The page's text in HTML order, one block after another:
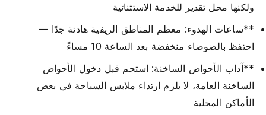
ولكنها محل تقدير للخدمة الاستثنائية
**ساعات الهدوء: معظم المناطق الريفية هادئة جدًا —
احتفظ بالضوضاء منخفضة بعد الساعة 10 مساءً
**آداب الأحواض الساخنة: استحم قبل دخول الأحواض
الساخنة العامة، لا يلزم ارتداء ملابس السباحة في بعض
الأماكن المحلية